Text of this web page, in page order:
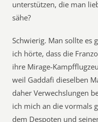
unterstützen, die man
sähe?
Schwierig. Man sollte es
ich hörte, dass die
ihre Mirage-
weil Gaddafi dieselben
daher Verwechslungen
ich mich an die vormals
dem Despoten und